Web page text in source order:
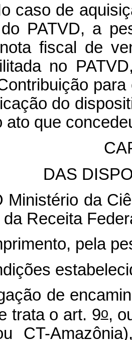
caso de
PATVD, a
fiscal de
no
do
ato que
DAS
da
Receita
pela
de
trata o art. 9o,
CT-